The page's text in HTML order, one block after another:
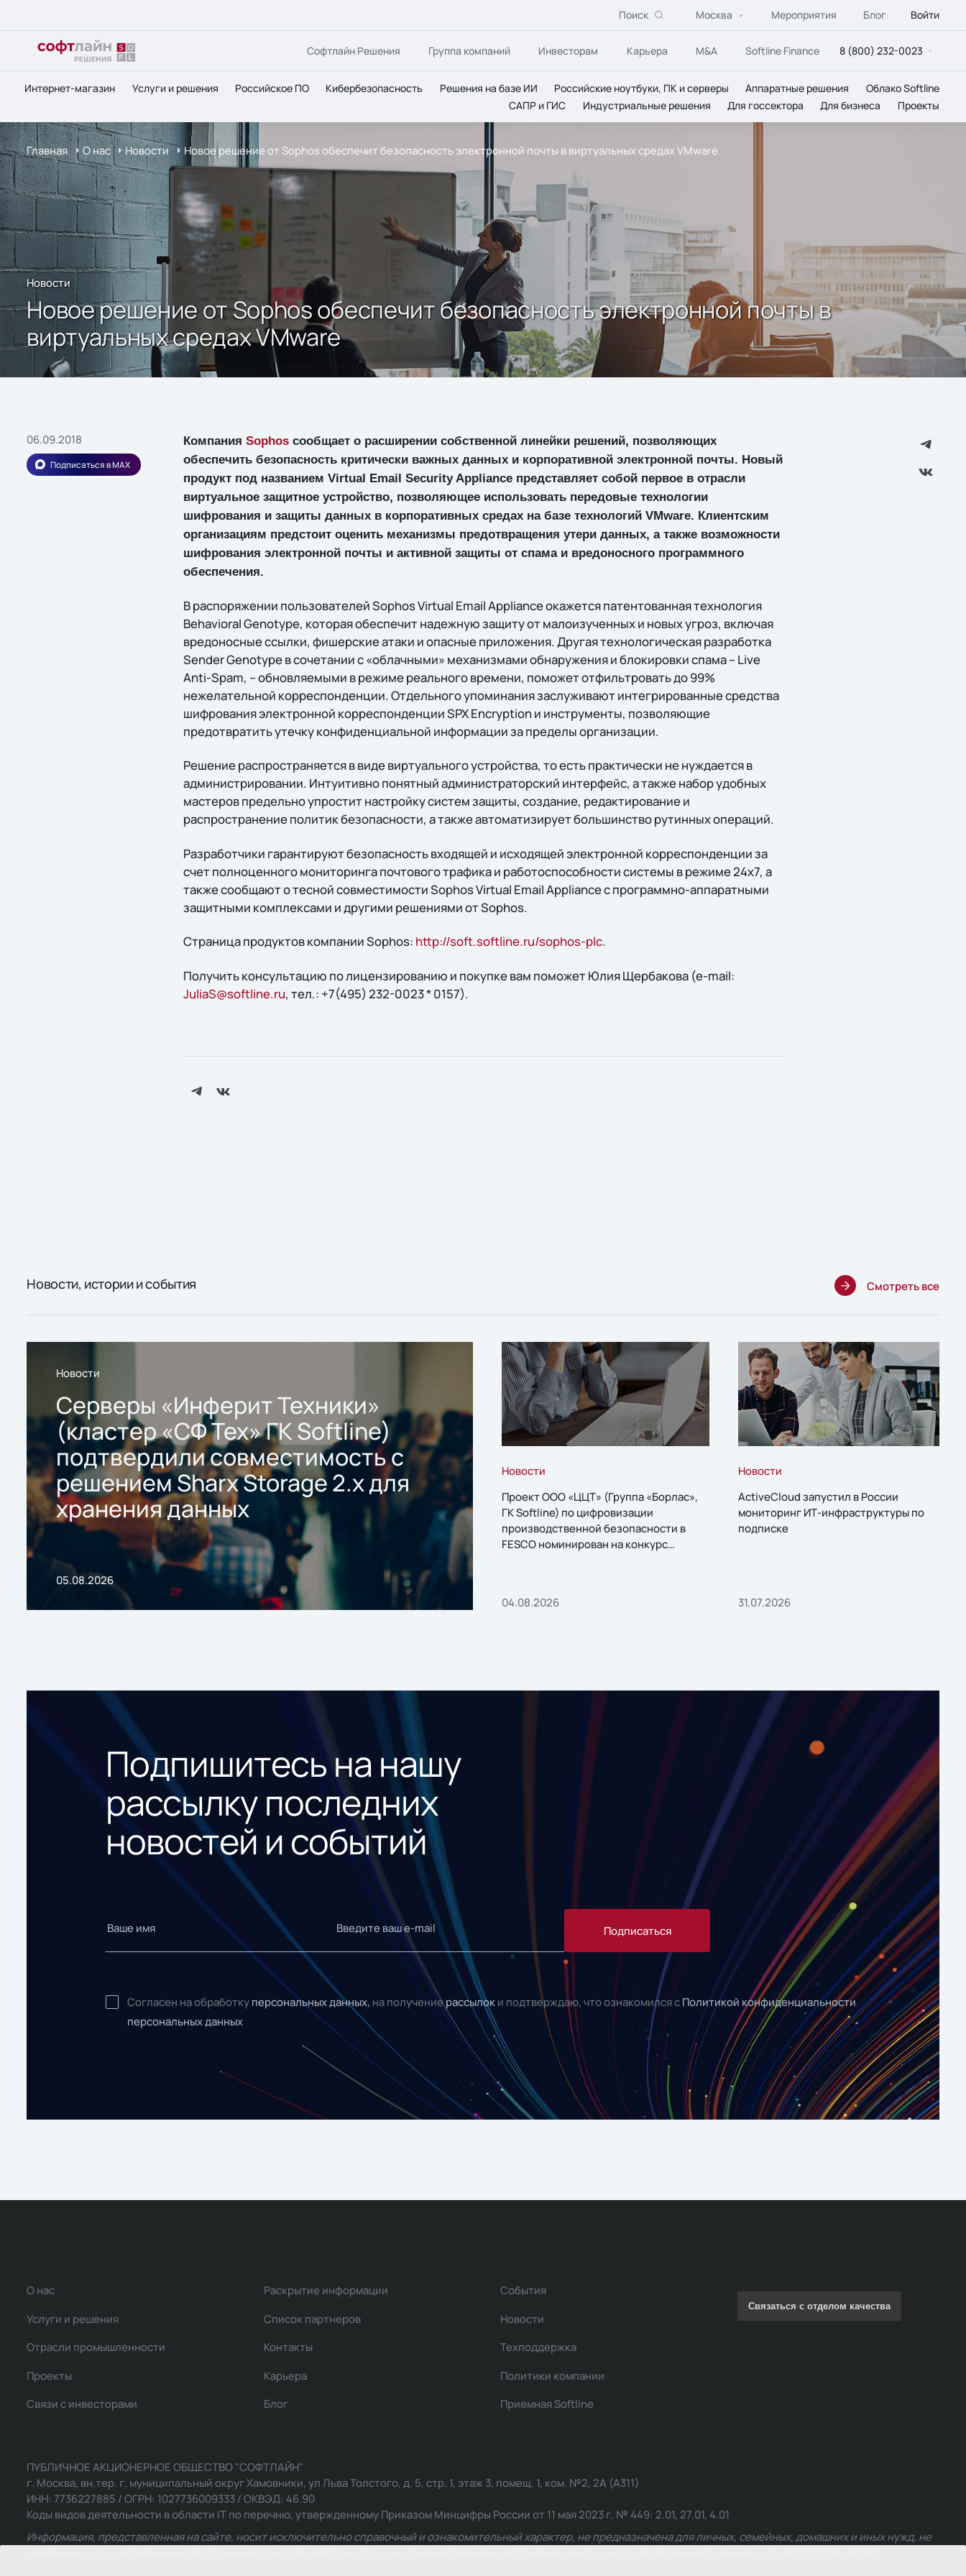
Поиск Москва Мероприятия Блог Войти
Софтлайн Решения Группа компаний Инвесторам Карьера M&A Softline Finance 8 (800) 232-0023
Интернет-магазин Услуги и решения Российское ПО Кибербезопасность Решения на базе ИИ Российские ноутбуки, ПК и серверы Аппаратные решения
Облако Softline
САПР и ГИС
Индустриальные решения Для госсектора Для бизнеса Проекты
Главная О нас Новости Новое решение от Sophos обеспечит безопасность электронной почты в виртуальных средах VMware
Новости
Новое решение от Sophos обеспечит безопасность электронной почты в
виртуальных средах VMware
06.09.2018
Подписаться в MAX
Компания Sophosсообщает о расширении собственной линейки решений, позволяющих
обеспечить безопасность критически важных данных и корпоративной электронной почты. Новый
продукт под названием Virtual Email Security Appliance представляет собой первое в отрасли
виртуальное защитное устройство, позволяющее использовать передовые технологии
шифрования и защиты данных в корпоративных средах на базе технологий VMware. Клиентским
организациям предстоит оценить механизмы предотвращения утери данных, а также возможности
шифрования электронной почты и активной защиты от спама и вредоносного программного
обеспечения.
В распоряжении пользователей Sophos Virtual Email Appliance окажется патентованная технология
Behavioral Genotype, которая обеспечит надежную защиту от малоизученных и новых угроз, включая
вредоносные ссылки, фишерские атаки и опасные приложения. Другая технологическая разработка
Sender Genotype в сочетании с «облачными» механизмами обнаружения и блокировки спама – Live
Anti-Spam, – обновляемыми в режиме реального времени, поможет отфильтровать до 99%
нежелательной корреспонденции. Отдельного упоминания заслуживают интегрированные средства
шифрования электронной корреспонденции SPX Encryption и инструменты, позволяющие
предотвратить утечку конфиденциальной информации за пределы организации.
Решение распространяется в виде виртуального устройства, то есть практически не нуждается в
администрировании. Интуитивно понятный администраторский интерфейс, а также набор удобных
мастеров предельно упростит настройку систем защиты, создание, редактирование и
распространение политик безопасности, а также автоматизирует большинство рутинных операций.
Разработчики гарантируют безопасность входящей и исходящей электронной корреспонденции за
счет полноценного мониторинга почтового трафика и работоспособности системы в режиме 24x7, а
также сообщают о тесной совместимости Sophos Virtual Email Appliance с программно-аппаратными
защитными комплексами и другими решениями от Sophos.
Страница продуктов компании Sophos: http://soft.softline.ru/sophos-plc.
Получить конcультацию по лицензированию и покупке вам поможет Юлия Щербакова (e-mail:
JuliaS@softline.ru, тел.: +7(495) 232-0023 * 0157).
Новости, истории и события Смотреть все
Новости
Серверы «Инферит Техники»
(кластер «СФ Тех» ГК Softline)
подтвердили совместимость с
решением Sharx Storage 2.x для
хранения данных
05.08.2026
Новости
Проект ООО «ЦЦТ» (Группа «Борлас»,
ГК Softline) по цифровизации
производственной безопасности в
FESCO номинирован на конкурс
04.08.2026
Новости
ActiveCloud запустил в России
мониторинг ИТ-инфраструктуры по
подписке
31.07.2026
Подпишитесь на нашу
рассылку последних
новостей и событий
Подписаться
Согласен на обработку персональных данных, на получениерассылок и подтверждаю, что ознакомился с Политикой конфиденциальности
персональных данных
О нас
Услуги и решения
Отрасли промышленности
Проекты
Связи с инвесторами
Раскрытие информации
Список партнеров
Контакты
Карьера
Блог
События
Новости
Техподдержка
Политики компании
Приемная Softline
Связаться с отделом качества
ПУБЛИЧНОЕ АКЦИОНЕРНОЕ ОБЩЕСТВО "СОФТЛАЙН"
г. Москва, вн.тер. г. муниципальный округ Хамовники, ул Льва Толстого, д. 5, стр. 1, этаж 3, помещ. 1, ком. №2, 2А (А311)
ИНН: 7736227885 / ОГРН: 1027736009333 / ОКВЭД: 46.90
Коды видов деятельности в области IT по перечню, утвержденному Приказом Минцифры России от 11 мая 2023 г. № 449: 2.01, 27.01, 4.01
Информация, представленная на сайте, носит исключительно справочный и ознакомительный характер, не предназначена для личных, семейных, домашних и иных нужд, не